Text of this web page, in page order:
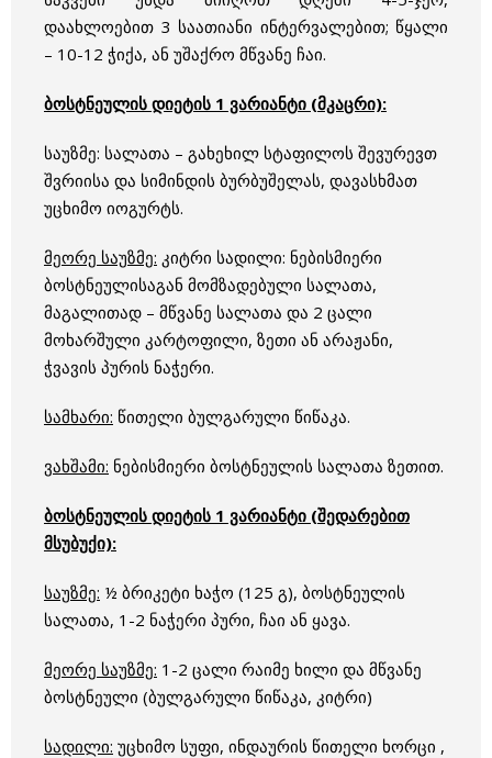
დაახლოებით 3 საათიანი ინტერვალებით; წყალი
– 10-12 ჭიქა, ან უშაქრო მწვანე ჩაი.
ბოსტნეულის დიეტის 1 ვარიანტი (მკაცრი):
საუზმე: სალათა – გახეხილ სტაფილოს შევურევთ
შვრიისა და სიმინდის ბურბუშელას, დავასხმათ
უცხიმო იოგურტს.
მეორე საუზმე: კიტრი სადილი: ნებისმიერი
ბოსტნეულისაგან მომზადებული სალათა,
მაგალითად – მწვანე სალათა და 2 ცალი
მოხარშული კარტოფილი, ზეთი ან არაჟანი,
ჭვავის პურის ნაჭერი.
სამხარი: წითელი ბულგარული წიწაკა.
ვახშამი: ნებისმიერი ბოსტნეულის სალათა ზეთით.
ბოსტნეულის დიეტის 1 ვარიანტი (შედარებით
მსუბუქი):
საუზმე: ½ ბრიკეტი ხაჭო (125 გ), ბოსტნეულის
სალათა, 1-2 ნაჭერი პური, ჩაი ან ყავა.
მეორე საუზმე: 1-2 ცალი რაიმე ხილი და მწვანე
ბოსტნეული (ბულგარული წიწაკა, კიტრი)
სადილი: უცხიმო სუფი, ინდაურის წითელი ხორცი ,